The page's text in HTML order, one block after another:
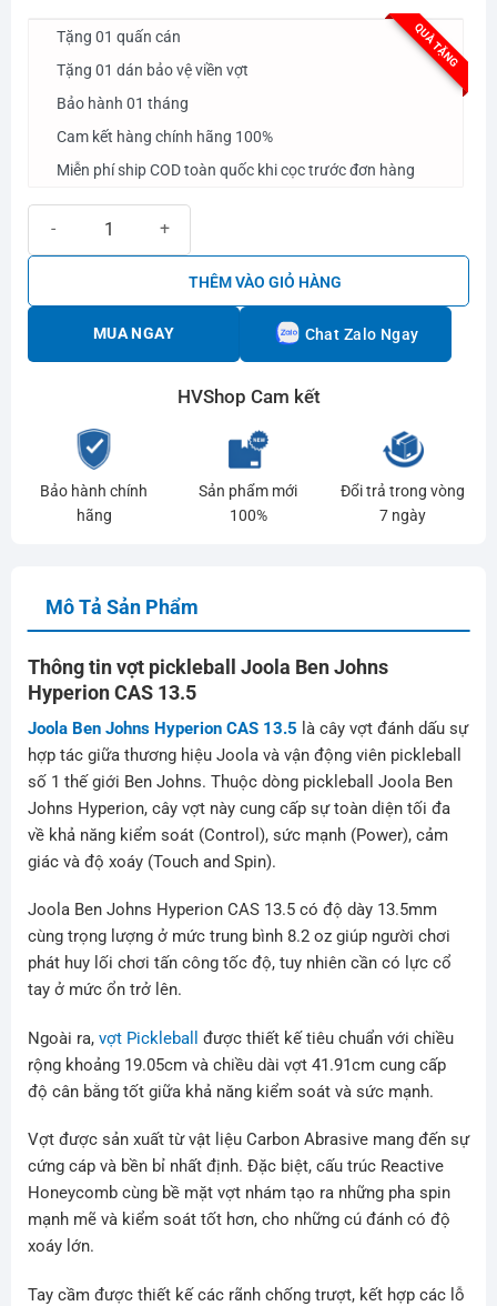
4.200.000₫.
hiện
3.450.000₫.
QUÀ TẶNG
Tặng 01 quấn cán
Tặng 01 dán bảo vệ viền vợt
Bảo hành 01 tháng
Cam kết hàng chính hãng 100%
Miễn phí ship COD toàn quốc khi cọc trước đơn hàng
THÊM VÀO GIỎ HÀNG
MUA NGAY Chat Zalo Ngay
HVShop Cam kết
Bảo hành chính
hãng
Sản phẩm mới
100%
Đổi trả trong vòng
7 ngày
Mô Tả Sản Phẩm
Thông tin vợt pickleball Joola Ben Johns
Hyperion CAS 13.5
Joola Ben Johns Hyperion CAS 13.5 là cây vợt đánh dấu sự
hợp tác giữa thương hiệu Joola và vận động viên pickleball
số 1 thế giới Ben Johns. Thuộc dòng pickleball Joola Ben
Johns Hyperion, cây vợt này cung cấp sự toàn diện tối đa
về khả năng kiểm soát (Control), sức mạnh (Power), cảm
giác và độ xoáy (Touch and Spin).
Joola Ben Johns Hyperion CAS 13.5 có độ dày 13.5mm
cùng trọng lượng ở mức trung bình 8.2 oz giúp người chơi
phát huy lối chơi tấn công tốc độ, tuy nhiên cần có lực cổ
tay ở mức ổn trở lên.
Ngoài ra, vợt Pickleball
được thiết kế tiêu chuẩn với chiều
rộng khoảng 19.05cm và chiều dài vợt 41.91cm cung cấp
độ cân bằng tốt giữa khả năng kiểm soát và sức mạnh.
Vợt được sản xuất từ vật liệu Carbon Abrasive mang đến sự
cứng cáp và bền bỉ nhất định. Đặc biệt, cấu trúc Reactive
Honeycomb cùng bề mặt vợt nhám tạo ra những pha spin
mạnh mẽ và kiểm soát tốt hơn, cho những cú đánh có độ
xoáy lớn.
Tay cầm được thiết kế các rãnh chống trượt, kết hợp các lỗ